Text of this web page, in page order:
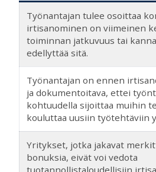
Työnantajan tulee osoittaa
irtisanominen on viimeinen
toiminnan jatkuvuus tai
edellyttää sitä.
Työnantajan on ennen
ja dokumentoitava, ettei
kohtuudella sijoittaa muihin
kouluttaa uusiin työtehtäviin
Yritykset, jotka jakavat
bonuksia, eivät voi vedota